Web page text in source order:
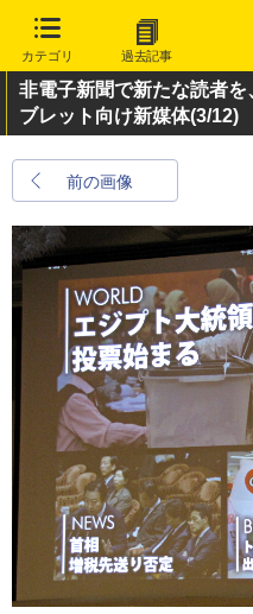
カテゴリ 過去記事
非電子新聞で新たな読者
ブレット向け新媒体(3/12)
前の画像